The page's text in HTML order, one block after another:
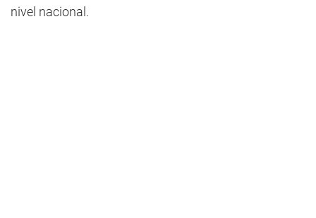
nivel nacional.